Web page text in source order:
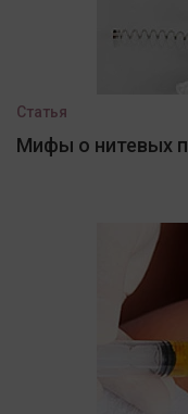
Статья
Мифы о нитевых